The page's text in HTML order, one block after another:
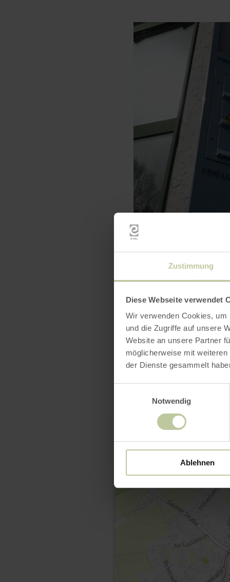
Zustimmung
Diese Webseite verwendet
Wir verwenden Cookies,
und die Zugriffe auf unsere
Website an unsere Partner
möglicherweise mit
der Dienste gesammelt
Notwendig
Ablehnen